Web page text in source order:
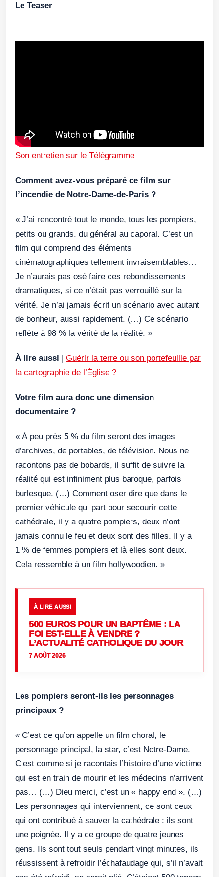
Le Teaser
Son entretien sur le Télégramme
Comment avez-vous préparé ce film sur
l’incendie de Notre-Dame-de-Paris ?
« J’ai rencontré tout le monde, tous les pompiers,
petits ou grands, du général au caporal. C’est un
film qui comprend des éléments
cinématographiques tellement invraisemblables…
Je n’aurais pas osé faire ces rebondissements
dramatiques, si ce n’était pas verrouillé sur la
vérité. Je n’ai jamais écrit un scénario avec autant
de bonheur, aussi rapidement. (…) Ce scénario
reflète à 98 % la vérité de la réalité. »
À lire aussi | Guérir la terre ou son portefeuille par
la cartographie de l’Église ?
Votre film aura donc une dimension
documentaire ?
« À peu près 5 % du film seront des images
d’archives, de portables, de télévision. Nous ne
racontons pas de bobards, il suffit de suivre la
réalité qui est infiniment plus baroque, parfois
burlesque. (…) Comment oser dire que dans le
premier véhicule qui part pour secourir cette
cathédrale, il y a quatre pompiers, deux n’ont
jamais connu le feu et deux sont des filles. Il y a
1 % de femmes pompiers et là elles sont deux.
Cela ressemble à un film hollywoodien. »
À LIRE AUSSI
500 EUROS POUR UN BAPTÊME : LA
FOI EST-ELLE À VENDRE ?
L’ACTUALITÉ CATHOLIQUE DU JOUR
7 AOÛT 2026
Les pompiers seront-ils les personnages
principaux ?
« C’est ce qu’on appelle un film choral, le
personnage principal, la star, c’est Notre-Dame.
C’est comme si je racontais l’histoire d’une victime
qui est en train de mourir et les médecins n’arrivent
pas… (…) Dieu merci, c’est un « happy end ». (…)
Les personnages qui interviennent, ce sont ceux
qui ont contribué à sauver la cathédrale : ils sont
une poignée. Il y a ce groupe de quatre jeunes
gens. Ils sont tout seuls pendant vingt minutes, ils
réussissent à refroidir l’échafaudage qui, s’il n’avait